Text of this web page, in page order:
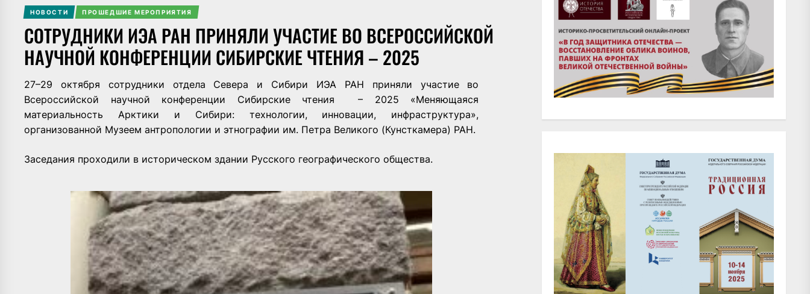
НОВОСТИ ПРОШЕДШИЕ МЕРОПРИЯТИЯ
СОТРУДНИКИ ИЭА РАН ПРИНЯЛИ УЧАСТИЕ ВО ВСЕРОССИЙСКОЙ
НАУЧНОЙ КОНФЕРЕНЦИИ СИБИРСКИЕ ЧТЕНИЯ – 2025
27–29 октября сотрудники отдела Севера и Сибири ИЭА РАН приняли участие во
Всероссийской научной конференции Сибирские чтения – 2025 «Меняющаяся
материальность Арктики и Сибири: технологии, инновации, инфраструктура»,
организованной Музеем антропологии и этнографии им. Петра Великого (Кунсткамера) РАН.
Заседания проходили в историческом здании Русского географического общества.